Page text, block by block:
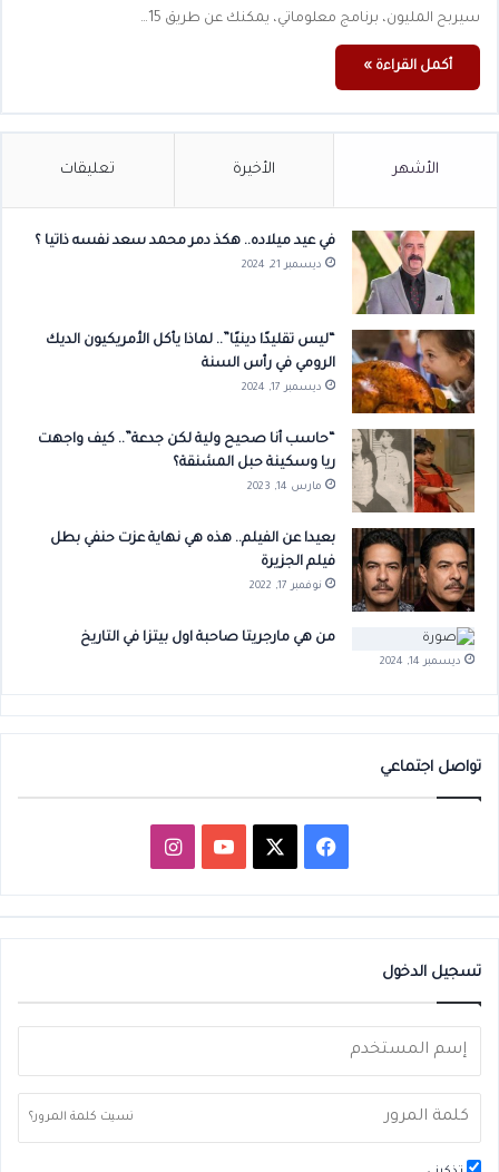
سيربح المليون، برنامج معلوماتي، يمكنك عن طريق 15…
أكمل القراءة »
الأشهر الأخيرة تعليقات
في عيد ميلاده.. هكذ دمر محمد سعد نفسه ذاتيا ؟
ديسمبر 21, 2024
“ليس تقليدًا دينيًا”.. لماذا يأكل الأمريكيون الديك
الرومي في رأس السنة
ديسمبر 17, 2024
“حاسب أنا صحيح ولية لكن جدعة”.. كيف واجهت
ريا وسكينة حبل المشنقة؟
مارس 14, 2023
بعيدا عن الفيلم.. هذه هي نهاية عزت حنفي بطل
فيلم الجزيرة
نوفمبر 17, 2022
من هي مارجريتا صاحبة اول بيتزا في التاريخ
ديسمبر 14, 2024
تواصل اجتماعي
فيسبوك ‫YouTubeانستقرام
تسجيل الدخول
نسيت كلمة المرور؟